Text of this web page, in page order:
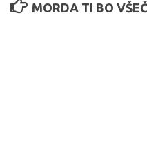
MORDA TI BO